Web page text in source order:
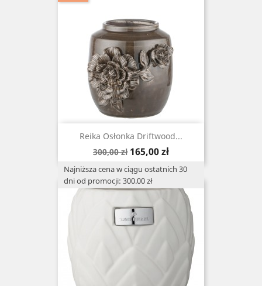
Reika Osłonka Driftwood...
Cena
300,00 zł Cena
165,00 zł
Najniższa cena w ciągu ostatnich 30
dni od promocji: 300.00 zł